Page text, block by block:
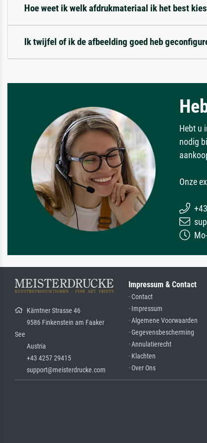
Hoe weet ik welk afdrukmateriaal ik het best
Ik twijfel of ik de afbeelding goed heb
Hebt u
nodig
Onze
Kärntner Strasse 46
9586 Finkenstein am Faaker
See
Austria
+43 4257 29415
support@meisterdrucke.com
Impressum & Contact
· Contact
· Impressum
· Algemene Voorwaarden
· Gegevensbescherming
· Annulatierecht
· Klachten
· Over Ons